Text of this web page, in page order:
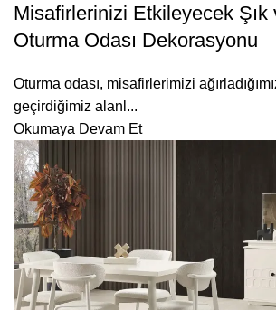
Misafirlerinizi Etkileyecek Şık
Oturma Odası Dekorasyonu
Oturma odası, misafirlerimizi
geçirdiğimiz alanl...
Okumaya Devam Et